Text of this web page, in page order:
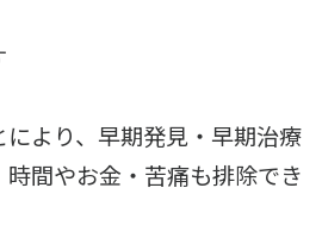
より、早期発見・早期治療
間やお金・苦痛も排除でき